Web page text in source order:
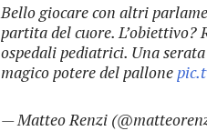
Bello giocare con altri
partita del cuore. L’obiettivo?
ospedali pediatrici. Una
magico potere del pallone
— Matteo Renzi